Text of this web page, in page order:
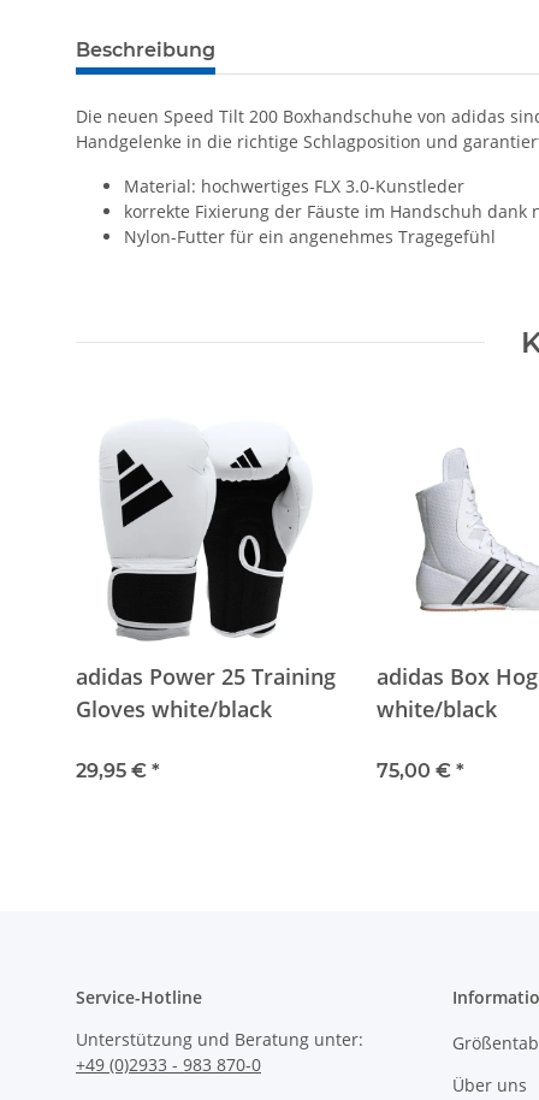
Beschreibung
Die neuen Speed Tilt 200 Boxhandschuhe von adidas
Handgelenke in die richtige Schlagposition und
Material: hochwertiges FLX 3.0-Kunstleder
korrekte Fixierung der Fäuste im Handschuh dank
Nylon-Futter für ein angenehmes Tragegefühl
adidas Power 25 Training
Gloves white/black
29,95 € *
adidas Box
white/black
75,00 € *
Service-Hotline
Unterstützung und Beratung unter:
+49 (0)2933 - 983 870-0
Über uns